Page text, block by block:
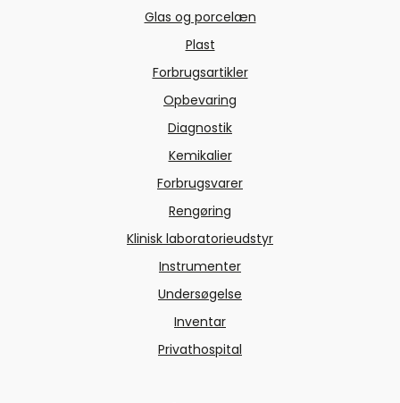
Glas og porcelæn
Plast
Forbrugsartikler
Opbevaring
Diagnostik
Kemikalier
Forbrugsvarer
Rengøring
Klinisk laboratorieudstyr
Instrumenter
Undersøgelse
Inventar
Privathospital